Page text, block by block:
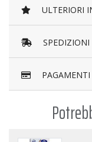
ULTERIORI
SPEDIZIONI
PAGAMENTI